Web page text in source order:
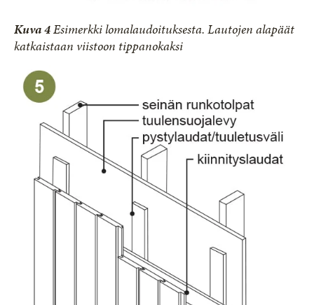
Kuva 4Esimerkki lomalaudoituksesta. Lautojen alapäät
katkaistaan viistoon tippanokaksi